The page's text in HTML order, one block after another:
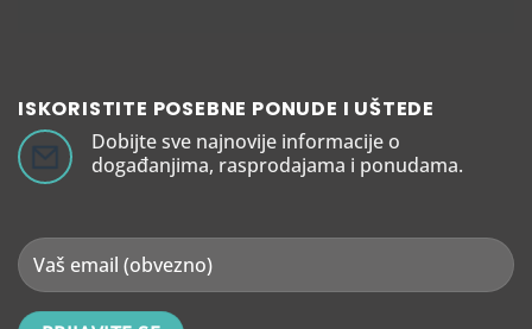
ISKORISTITE POSEBNE PONUDE I UŠTEDE
Dobijte sve najnovije informacije o
događanjima, rasprodajama i ponudama.